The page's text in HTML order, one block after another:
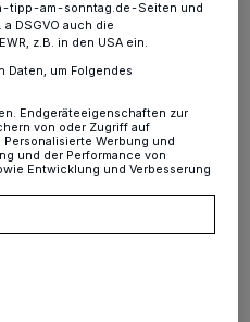
der Hülser Landstraße zu
Aus bislang
Fahrer die Kontrolle über
tipp-am-sonntag.de-Seiten und
DSGVO auch die
z.B. in den USA ein.
Daten, um Folgendes
Endgeräteeigenschaften zur
von oder Zugriff auf
Werbung und
und der Performance von
Entwicklung und Verbesserung